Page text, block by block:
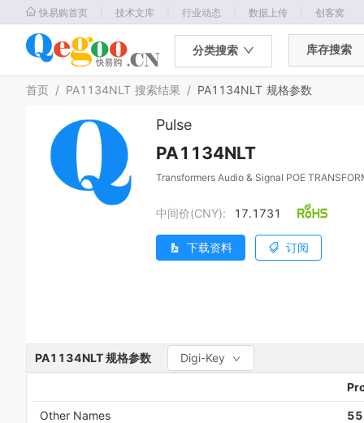
快易购首页 技术文库 行业动态 数据上传 创客窝
分类搜索 库存搜索
首页 / PA1134NLT 搜索结果 / PA1134NLT 规格参数
Pulse
PA1134NLT
Transformers Audio & Signal POE
中间价(CNY): 17.1731
下载资料 订阅
PA1134NLT规格参数 Digi-Key
Other Names